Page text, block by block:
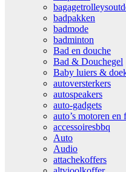
badpakken
badmode
badminton
Bad en douche
Bad & Douchegel
Baby luiers &
autoversterkers
autospeakers
auto-gadgets
auto’s motoren en
accessoiresbbq
Auto
Audio
attachekoffers